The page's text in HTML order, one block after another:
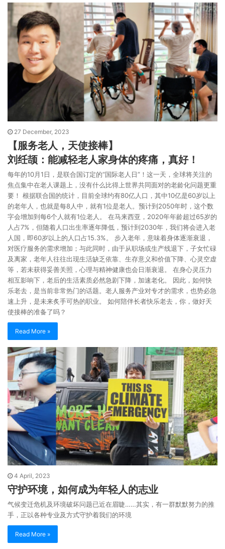
27 December, 2023
【服务老人，天使接棒】
刘纴颉：能减轻老人家身体的疼痛，真好！
每年的10月1日，是联合国订定的“国际老人日”！这一天，全球将关注的
焦点集中在老人课题上，没有什么比得上世界共同面对的老龄化问题更重
要！ 根据联合国的统计，目前全球约有80亿人口，其中10亿是60岁以上
的老年人，也就是每8人中，就有1位是老人。预计到2050年时，这个数
字会增加到每6个人就有1位老人。 在马来西亚，2020年年龄超过65岁的
人占7%，但随着人口出生率逐年降低，预计到2030年，我们将会进入老
人国，即60岁以上的人口占15.3%。 步入老年，意味着身体逐渐衰退，
对医疗服务的需求增加；与此同时，由于从职场或生产线退下，子女忙碌
及离家，老年人往往出现生活缺乏依靠、生存意义和价值下降、心灵空虚
等，若未获得妥善关照，心理与精神健康也会日渐衰退。 在身心灵压力
相互影响下，老后的生活素质必然急剧下降，加速老化。 因此，如何快
乐老去，是当前非常热门的话题。老人服务产业对专才的需求，也势必急
速上升，是未来炙手可热的职业。 如何陪伴长者快乐老去，你，做好天
使接棒的准备了吗？
Read More »
4 April, 2023
守护环境，如何成为年轻人的志业
气候变迁危机及环境破坏问题已近在眉睫……其实，有一群默默努力的推
手，正以各种专业及方式守护着我们的环境
Read More »